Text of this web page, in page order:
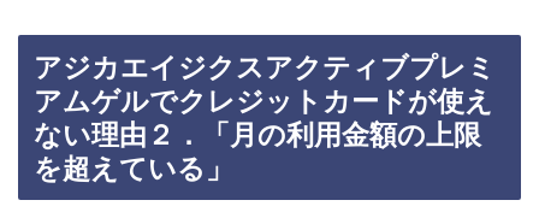
アジカエイジクスアクティブプレミ
アムゲルでクレジットカードが使え
ない理由２．「月の利用金額の上限
を超えている」